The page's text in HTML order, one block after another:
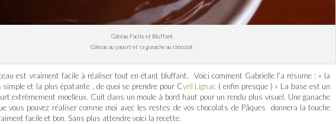
Gâteau Facile et Bluffant
Gâteau au yaourt et sa ganache au chocolat
est vraiment facile à réaliser tout en étant bluffant. Voici comment Gabrielle l’a résume : « la
simple et la plus épatante , de quoi se prendre pour Cyril Lignac ( enfin presque ) » La base est un
extrêmement moelleux. Cuit dans un moule à bord haut pour un rendu plus visuel. Une ganache
vous pouvez réaliser comme moi avec les restes de vos chocolats de Pâques donnera la touche
facile et bon. Sans plus attendre voici la recette.